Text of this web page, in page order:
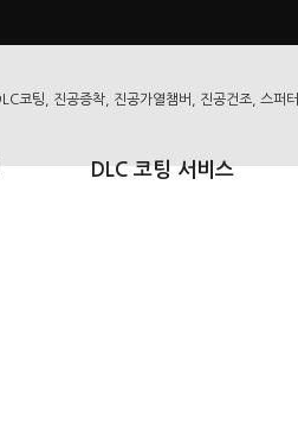
DLC 코팅 서비스